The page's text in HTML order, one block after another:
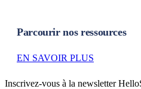
Parcourir nos ressources
EN SAVOIR PLUS
Inscrivez-vous à la newsletter